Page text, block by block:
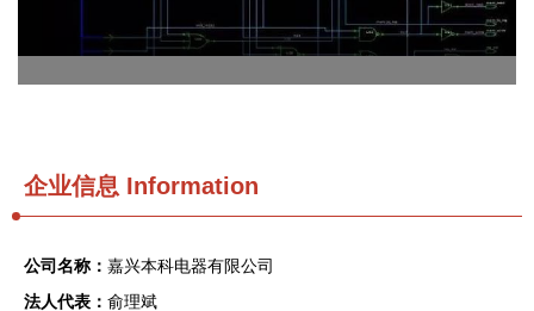
企业信息 Information
公司名称： 嘉兴本科电器有限公司
法人代表： 俞理斌